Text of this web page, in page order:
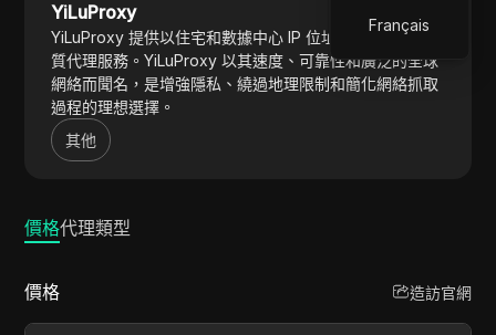
Français
YiLuProxy
YiLuProxy 提供以住宅和數據中心 IP 位址為特色的高品
質代理服務。YiLuProxy 以其速度、可靠性和廣泛的全球
網絡而聞名，是增強隱私、繞過地理限制和簡化網絡抓取
過程的理想選擇。
其他
價格代理類型
價格 造訪官網